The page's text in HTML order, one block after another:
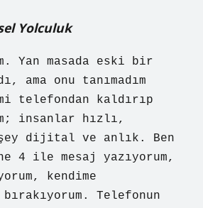
Yolculuk
Yan masada eski bir
ama onu tanımadım
telefondan kaldırıp
insanlar hızlı,
dijital ve anlık. Ben
4 ile mesaj yazıyorum,
kendime
Telefonun